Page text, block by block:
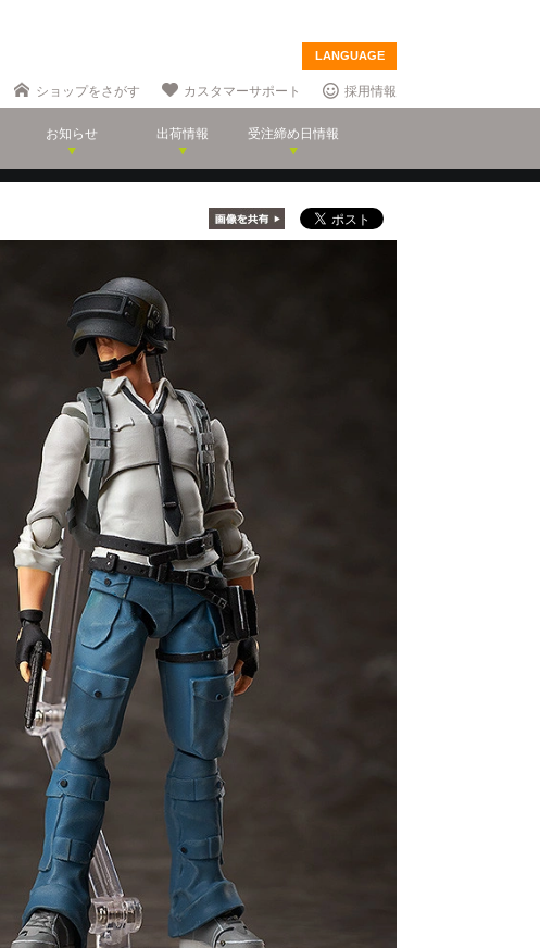
LANGUAGE
ショップをさがす カスタマーサポート 採用情報
お知らせ 出荷情報 受注締め日情報